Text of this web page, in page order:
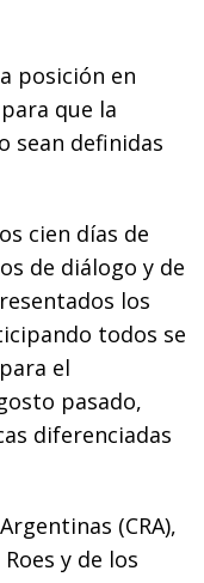
posición en
que la
sean definidas
cien días de
de diálogo y de
los
todos se
el
pasado,
diferenciadas
(CRA),
y de los